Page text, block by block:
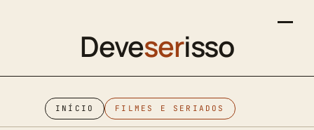
Deveserisso
INÍCIO FILMES E SERIADOS